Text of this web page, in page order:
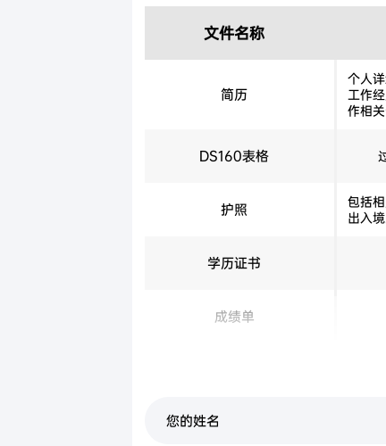
文件名称
简历
个人
工作
作相
DS160表格
护照
包括
出入
学历证书
成绩单
过往
SSN